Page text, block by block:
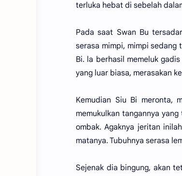
terluka hebat di sebelah
Pada saat Swan Bu
serasa mimpi, mimpi sedang
Bi. la berhasil memeluk
yang luar biasa, merasakan
Kemudian Siu Bi meronta,
memukulkan tangannya
ombak. Agaknya jeritan
matanya. Tubuhnya serasa
Sejenak dia bingung, akan